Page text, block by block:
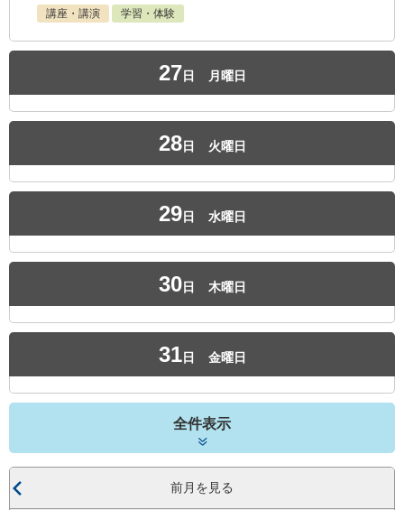
講座・講演 学習・体験
27 日 月曜日
28日 火曜日
29日 水曜日
30日 木曜日
31日 金曜日
全件表示
前月を見る